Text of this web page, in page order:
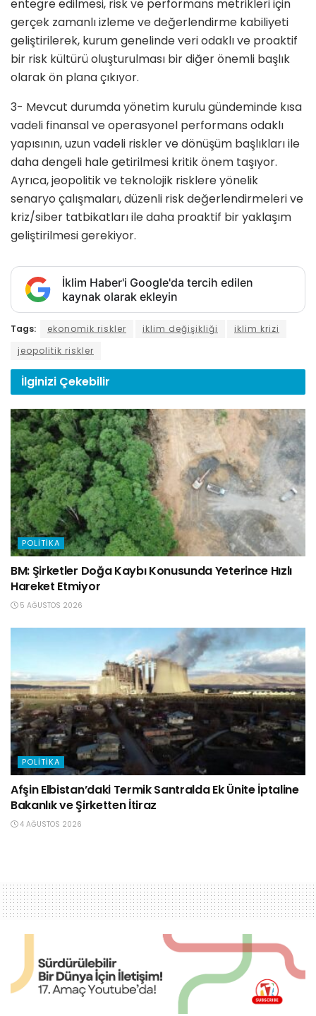
entegre edilmesi, risk ve performans metrikleri için
gerçek zamanlı izleme ve değerlendirme kabiliyeti
geliştirilerek, kurum genelinde veri odaklı ve proaktif
bir risk kültürü oluşturulması bir diğer önemli başlık
olarak ön plana çıkıyor.
3- Mevcut durumda yönetim kurulu gündeminde kısa
vadeli finansal ve operasyonel performans odaklı
yapısının, uzun vadeli riskler ve dönüşüm başlıkları ile
daha dengeli hale getirilmesi kritik önem taşıyor.
Ayrıca, jeopolitik ve teknolojik risklere yönelik
senaryo çalışmaları, düzenli risk değerlendirmeleri ve
kriz/siber tatbikatları ile daha proaktif bir yaklaşım
geliştirilmesi gerekiyor.
İklim Haber'i Google'da tercih edilen
kaynak olarak ekleyin
Tags: ekonomik riskler iklim değişikliği
iklim krizi
jeopolitik riskler
İlginizi Çekebilir
POLITIKA
BM: Şirketler Doğa Kaybı Konusunda Yeterince Hızlı
Hareket Etmiyor
5 AĞUSTOS 2026
POLITIKA
Afşin Elbistan’daki Termik Santralda Ek Ünite İptaline
Bakanlık ve Şirketten İtiraz
4 AĞUSTOS 2026